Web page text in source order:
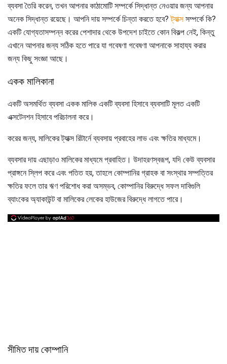
ব্যবসা তৈরি করেন, তখন আপনার কাঠামোটি সম্পর্কে সিদ্ধান্ত নেওয়ার জন্য আপনার
অনেক সিদ্ধান্ত রয়েছে। আপনি দায় সম্পর্কে চিন্তা করতে হবে?ট্যাক্সসম্পর্কে কি?
একটি যোগ্যতাসম্পন্ন করের পেশাদার থেকে উপদেশ চাইতে কোন বিকল্প নেই, কিন্তু
এখানে আপনার জন্য সঠিক হতে পারে যা গবেষণা গবেষণা আপনাকে সাহায্য করার
জন্য কিছু সংজ্ঞা আছে।
একক মালিকানা
একটি অসমর্থিত ব্যবসা একক মালিক একটি ব্যবসা হিসাবে ব্যবসাটি মূলত একটি
এক্সটেনশন হিসাবে পরিচালনা করে।
করের জন্য, মালিকের ট্যাক্স রিটার্নে ব্যবসায় প্রবাহের লাভ এবং ক্ষতির মাধ্যমে।
ব্যবসার দায় এছাড়াও মালিকের মাধ্যমে প্রবাহিত। উদাহরণস্বরূপ, যদি কেউ ব্যবসার
প্রাঙ্গনে স্লিপ করে এবং পতিত হয়, তাহলে কোম্পানির গ্রাহক বা সংস্থার সম্পত্তির
ক্ষতির ফলে তার ঋণ পরিশোধ করা অসম্ভব, কোম্পানির বিরুদ্ধে সফল দাবিগুলি
ব্যাংকের অ্যাকাউন্ট বা মালিকের লেকের হাউজের বিরুদ্ধে লাগতে পারে।
সীমিত দায় কোম্পানি